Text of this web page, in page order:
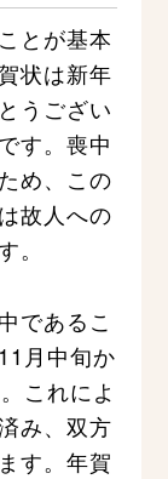
とが基本
状は新年
うござい
す。喪中
め、この
故人への
。
であるこ
月中旬か
これによ
み、双方
す。年賀